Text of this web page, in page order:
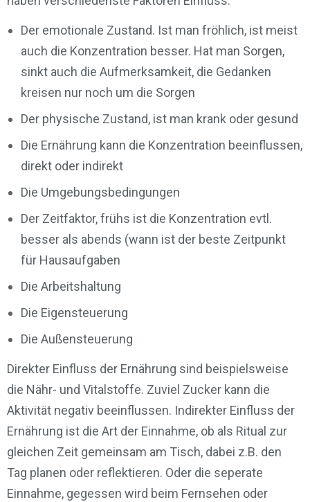
Der emotionale Zustand. Ist man fröhlich, ist meist
auch die Konzentration besser. Hat man Sorgen,
sinkt auch die Aufmerksamkeit, die Gedanken
kreisen nur noch um die Sorgen
Der physische Zustand, ist man krank oder gesund
Die Ernährung kann die Konzentration beeinflussen,
direkt oder indirekt
Die Umgebungsbedingungen
Der Zeitfaktor, frühs ist die Konzentration evtl.
besser als abends (wann ist der beste Zeitpunkt
für Hausaufgaben
Die Arbeitshaltung
Die Eigensteuerung
Die Außensteuerung
Direkter Einfluss der Ernährung sind beispielsweise
die Nähr- und Vitalstoffe. Zuviel Zucker kann die
Aktivität negativ beeinflussen. Indirekter Einfluss der
Ernährung ist die Art der Einnahme, ob als Ritual zur
gleichen Zeit gemeinsam am Tisch, dabei z.B. den
Tag planen oder reflektieren. Oder die seperate
Einnahme, gegessen wird beim Fernsehen oder